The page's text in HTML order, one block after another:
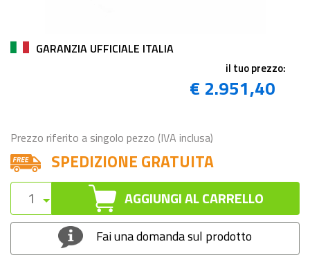
GARANZIA UFFICIALE ITALIA
il tuo prezzo:
€ 2.951,40
Prezzo riferito a singolo pezzo (IVA inclusa)
SPEDIZIONE GRATUITA
AGGIUNGI AL CARRELLO
Fai una domanda sul prodotto